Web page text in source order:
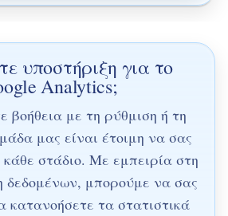
υποστήριξη για το
Analytics;
βοήθεια με τη ρύθμιση ή τη
μας είναι έτοιμη να σας
κάθε στάδιο. Με εμπειρία στη
μπορούμε να σας
κατανοήσετε τα στατιστικά